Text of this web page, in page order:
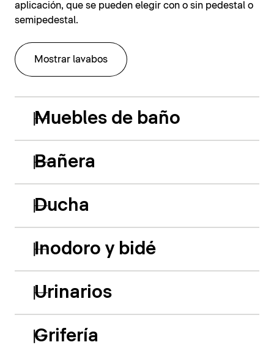
aplicación, que se pueden elegir con o sin pedestal o
semipedestal.
Mostrar lavabos
Muebles de baño
Bañera
Ducha
Inodoro y bidé
Urinarios
Grifería